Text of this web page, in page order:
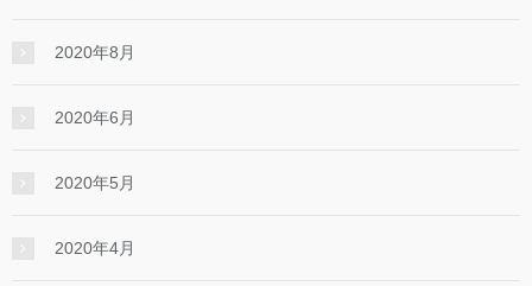
2020年8月
2020年6月
2020年5月
2020年4月